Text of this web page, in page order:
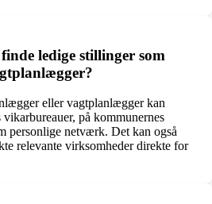
ledige stillinger som
eller vagtplanlægger kan
på kommunernes
personlige netværk. Det kan også
relevante virksomheder direkte for